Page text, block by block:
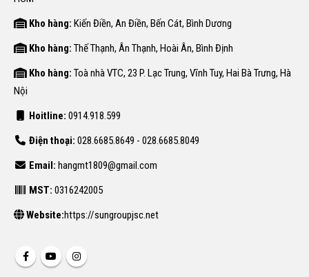
Kho hàng: Kiến Điền, An Điền, Bến Cát, Bình Dương
Kho hàng: Thế Thạnh, Ân Thạnh, Hoài Ân, Bình Định
Kho hàng: Toà nhà VTC, 23 P. Lạc Trung, Vĩnh Tuy, Hai Bà Trưng, Hà
Nội
Hoitline: 0914.918.599
Điện thoại: 028.6685.8649 - 028.6685.8049
Email: hangmt1809@gmail.com
MST: 0316242005
Website:https://sungroupjsc.net